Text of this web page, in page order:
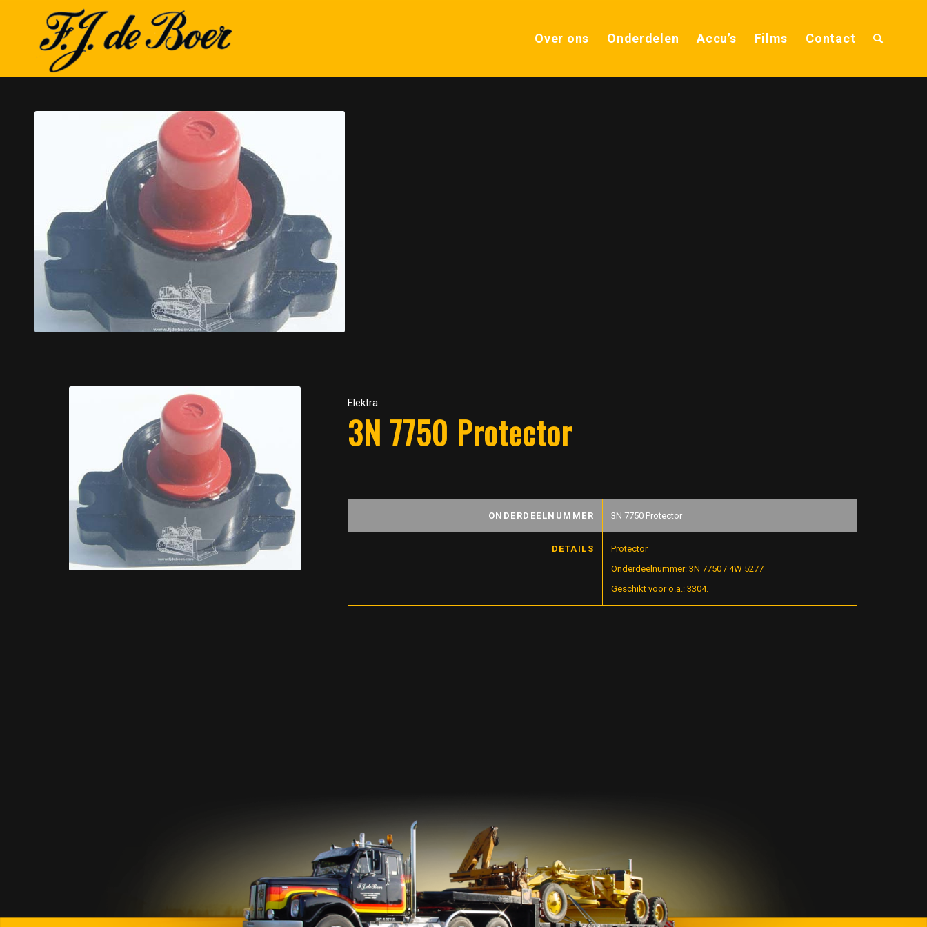
Over ons Onderdelen Accu’s Films Contact
Elektra
3N 7750 Protector
ONDERDEELNUMMER 3N 7750 Protector
DETAILS
Protector
Onderdeelnummer: 3N 7750 / 4W 5277
Geschikt voor o.a.: 3304.